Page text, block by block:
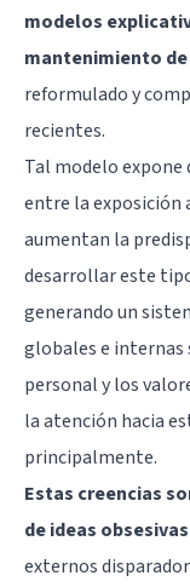
modelos
mantenimiento de
reformulado y
recientes.
Tal modelo
entre la exposición
aumentan la
desarrollar este
generando un
globales e internas
personal y los
la atención hacia
principalmente.
Estas creencias
de ideas obsesivas
externos